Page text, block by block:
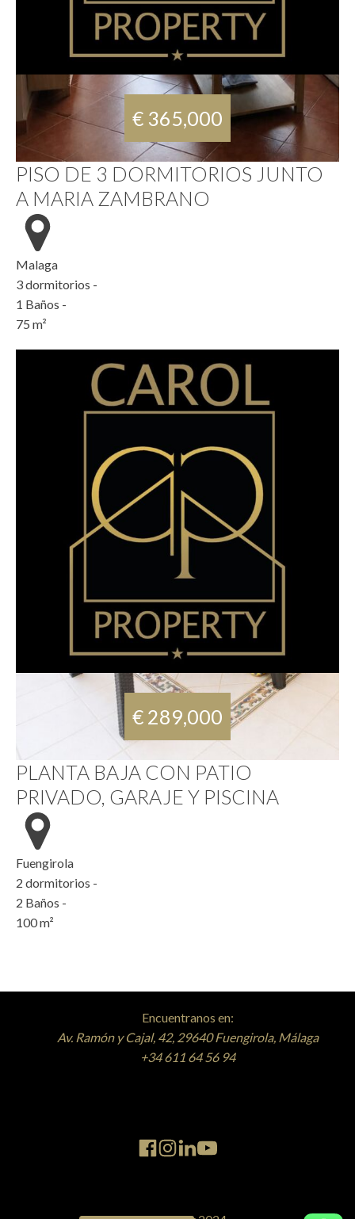
€ 365,000
PISO DE 3 DORMITORIOS JUNTO
A MARIA ZAMBRANO
Malaga
3dormitorios -
1 Baños -
75 m²
€ 289,000
PLANTA BAJA CON PATIO
PRIVADO, GARAJE Y PISCINA
Fuengirola
2 dormitorios -
2 Baños -
100m²
Encuentranos en:
Av. Ramón y Cajal, 42, 29640 Fuengirola, Málaga
+34 611 64 56 94